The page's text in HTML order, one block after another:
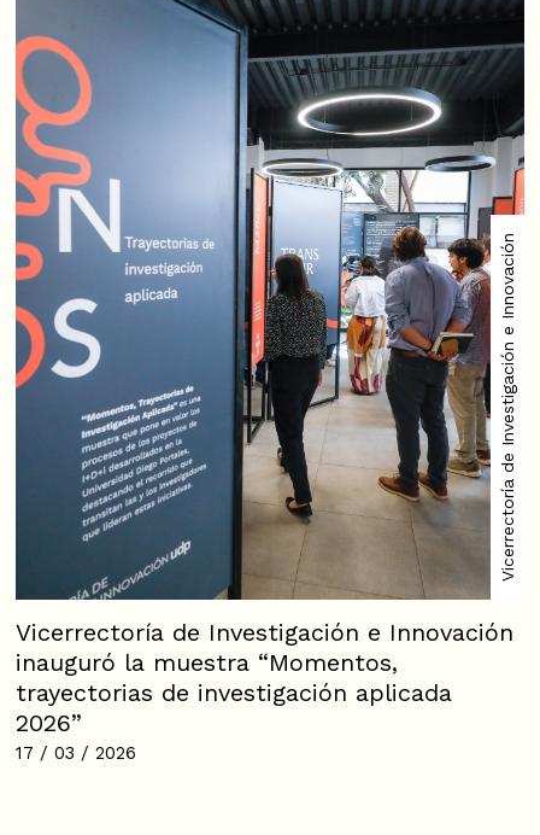
Vicerrectoría de Investigación e Innovación
Vicerrectoría de Investigación e Innovación
inauguró la muestra “Momentos,
trayectorias de investigación aplicada
2026”
17 / 03 / 2026